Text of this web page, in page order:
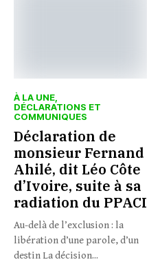
À LA UNE
DÉCLARATIONS ET
COMMUNIQUES
Déclaration de
monsieur Fernand
Ahilé, dit Léo Côte
d’Ivoire, suite à sa
radiation du PPACI
Au-delà de l’exclusion : la
libération d’une parole, d’un
destin La décision...